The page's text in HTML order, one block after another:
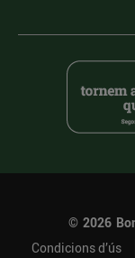
© 2026
Condicions d’ús